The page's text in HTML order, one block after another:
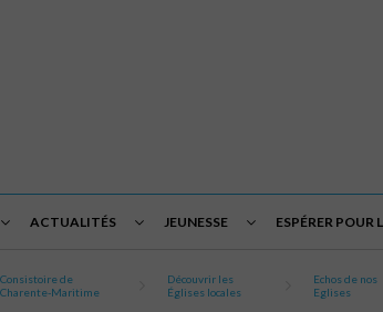
ACTUALITÉS JEUNESSE ESPÉRER POUR
Consistoire de
Charente-Maritime
Découvrir les
Églises locales
Echos de nos
Eglises